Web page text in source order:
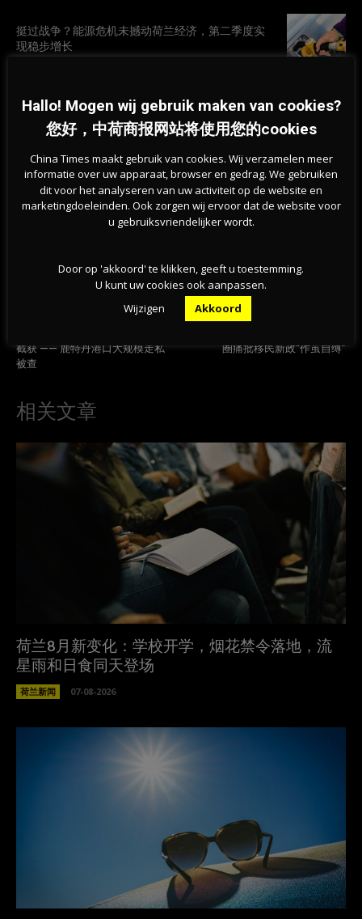
挺过战争？能源危机未撼动荷兰经济，第二季度实
现稳步增长
旱情持续加剧，莱茵河洛比特水位创新低，荷兰拒
绝全国统一行动
截获 —— 鹿特丹港口大规模走私
被查
圈痛批移民新政“作茧自缚”
相关文章
荷兰8月新变化：学校开学，烟花禁令落地，流
星雨和日食同天登场
荷兰新闻 07-08-2026
Hallo! Mogen wij gebruik maken van cookies?
您好，中荷商报网站将使用您的cookies
China Times maakt gebruik van cookies. Wij verzamelen meer
informatie over uw apparaat, browser en gedrag. We gebruiken
dit voor het analyseren van uw activiteit op de website en
marketingdoeleinden. Ook zorgen wij ervoor dat de website voor
u gebruiksvriendelijker wordt.
Door op 'akkoord' te klikken, geeft u toestemming.
U kunt uw cookies ook aanpassen.
Wijzigen
Akkoord